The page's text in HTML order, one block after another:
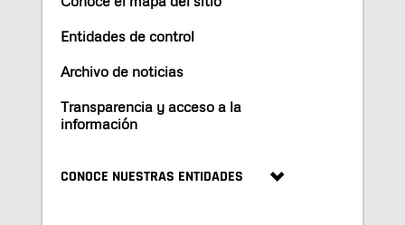
Entidades de control
Archivo de noticias
Transparencia y acceso a la
información
CONOCE NUESTRAS ENTIDADES